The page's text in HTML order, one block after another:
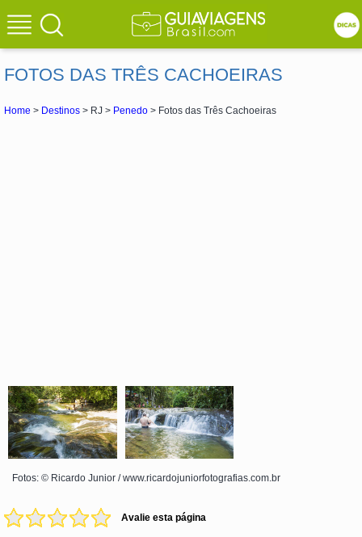
FOTOS DAS TRÊS CACHOEIRAS
Home > Destinos > RJ > Penedo > Fotos das Três Cachoeiras
Fotos: © Ricardo Junior / www.ricardojuniorfotografias.com.br
Avalie esta página